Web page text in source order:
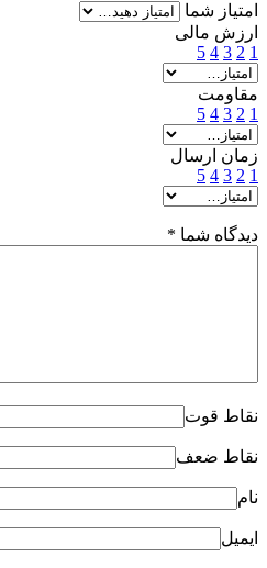
امتیاز شما
ارزش مالی
1
2
3
4
5
مقاومت
1
2
3
4
5
زمان ارسال
1
2
3
4
5
دیدگاه شما *
نقاط قوت
نقاط ضعف
نام
ایمیل